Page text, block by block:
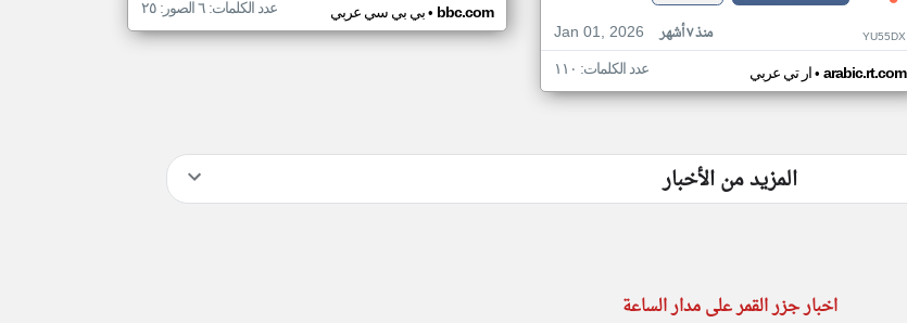
Jan 01, 2026
منذ ٧ أشهر YU55DX
ار تي عربي• arabic.rt.com عدد الكلمات: ١١٠
بي بي سي عربي• bbc.com عدد الكلمات: ٦ الصور: ٢٥
المزيد من الأخبار
اخبار جزر القمر على مدار الساعة